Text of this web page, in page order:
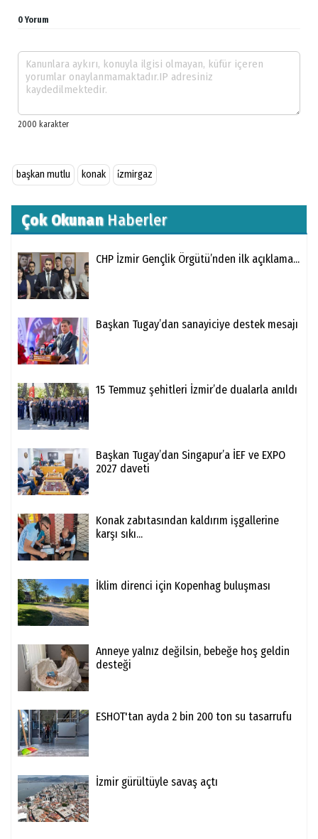
0 Yorum
başkan mutlu konak i̇zmirgaz
Çok OkunanHaberler
CHP İzmir Gençlik Örgütü’nden ilk açıklama...
Başkan Tugay’dan sanayiciye destek mesajı
15 Temmuz şehitleri İzmir’de dualarla anıldı
Başkan Tugay’dan Singapur’a İEF ve EXPO
2027 daveti
Konak zabıtasından kaldırım işgallerine
karşı sıkı...
İklim direnci için Kopenhag buluşması
Anneye yalnız değilsin, bebeğe hoş geldin
desteği
ESHOT'tan ayda 2 bin 200 ton su tasarrufu
İzmir gürültüyle savaş açtı